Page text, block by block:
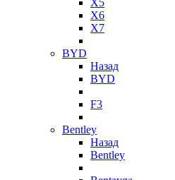
X5
X6
X7
BYD
Назад
BYD
F3
Bentley
Назад
Bentley